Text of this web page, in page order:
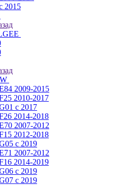
2015
2009-2015
2010-2017
с 2017
2014-2018
2007-2012
2012-2018
с 2019
2007-2012
2014-2019
с 2019
с 2019